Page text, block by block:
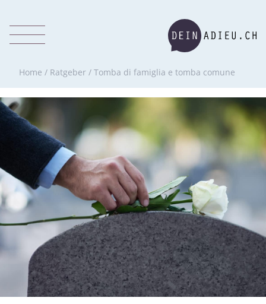
Home / Ratgeber / Tomba di famiglia e tomba comune